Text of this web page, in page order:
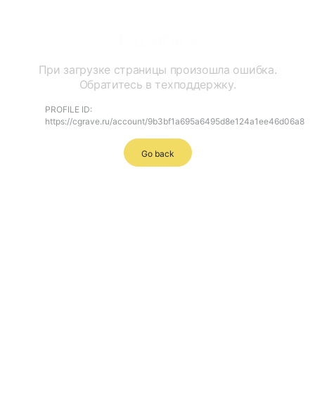
При загрузке страницы произошла ошибка.
Обратитесь в техподдержку.
PROFILE ID:
https://cgrave.ru/account/9b3bf1a695a6495d8e124a1ee46d06a8
Go back